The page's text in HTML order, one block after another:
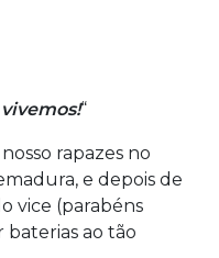
!“
rapazes no
e depois de
vice (parabéns
baterias ao tão